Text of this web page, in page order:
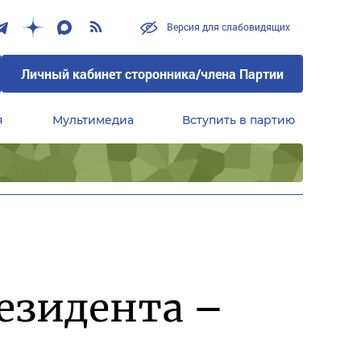
Версия для слабовидящих
Личный кабинет сторонника/члена Партии
Мультимедиа Вступить в партию
–